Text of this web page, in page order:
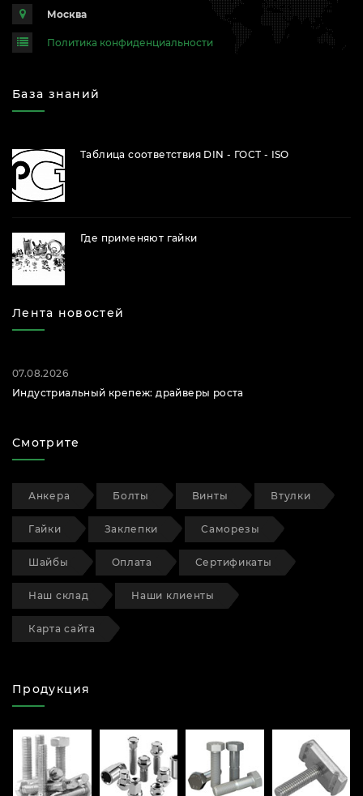
Москва
Политика конфиденциальности
База знаний
Таблица соответствия DIN - ГОСТ - ISO
Где применяют гайки
Лента новостей
07.08.2026
Индустриальный крепеж: драйверы роста
Смотрите
Анкера Болты Винты Втулки
Гайки Заклепки Саморезы
Шайбы Оплата Сертификаты
Наш склад Наши клиенты
Карта сайта
Продукция